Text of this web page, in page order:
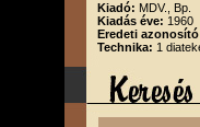
Kiadó: MDV., Bp.
Kiadás éve: 1960
Eredeti
Technika: 1